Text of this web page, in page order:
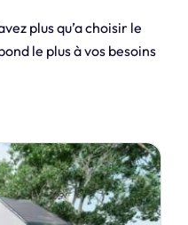
plus qu’a choisir le
le plus à vos besoins